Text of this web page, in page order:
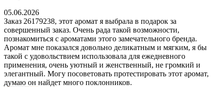
05.06.2026
Заказ 26179238, этот аромат я выбрала в подарок за
совершенный заказ. Очень рада такой возможности,
познакомиться с ароматами этого замечательного бренда.
Аромат мне показался довольно деликатным и мягким, я бы
такой с удовольствием использовала для ежедневного
применения, очень уютный и женственный, не громкий и
элегантный. Могу посоветовать протестировать этот аромат,
думаю он найдет много поклонников.